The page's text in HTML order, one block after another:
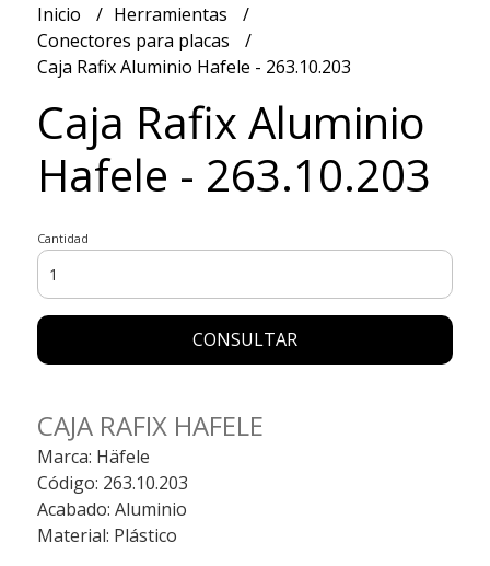
Inicio
Herramientas
Conectores para placas
Caja Rafix Aluminio Hafele - 263.10.203
Caja Rafix Aluminio
Hafele - 263.10.203
Cantidad
CONSULTAR
CAJA RAFIX HAFELE
Marca: Häfele
Código: 263.10.203
Acabado: Aluminio
Material: Plástico